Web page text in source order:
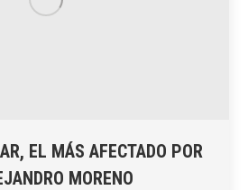
EL MÁS AFECTADO POR
MORENO